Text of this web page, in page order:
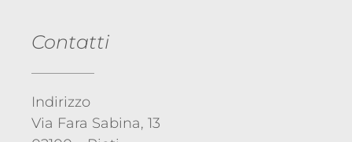
Contatti
Indirizzo
Via Fara Sabina, 13